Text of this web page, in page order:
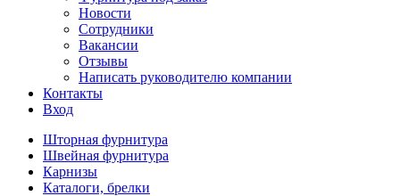
Новости
Сотрудники
Вакансии
Отзывы
Написать руководителю компании
Контакты
Вход
Шторная фурнитура
Швейная фурнитура
Карнизы
Каталоги, брелки